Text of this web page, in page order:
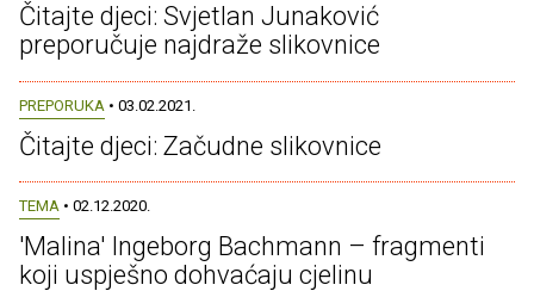
Čitajte djeci: Svjetlan Junaković
preporučuje najdraže slikovnice
PREPORUKA • 03.02.2021.
Čitajte djeci: Začudne slikovnice
TEMA • 02.12.2020.
'Malina' Ingeborg Bachmann – fragmenti
koji uspješno dohvaćaju cjelinu